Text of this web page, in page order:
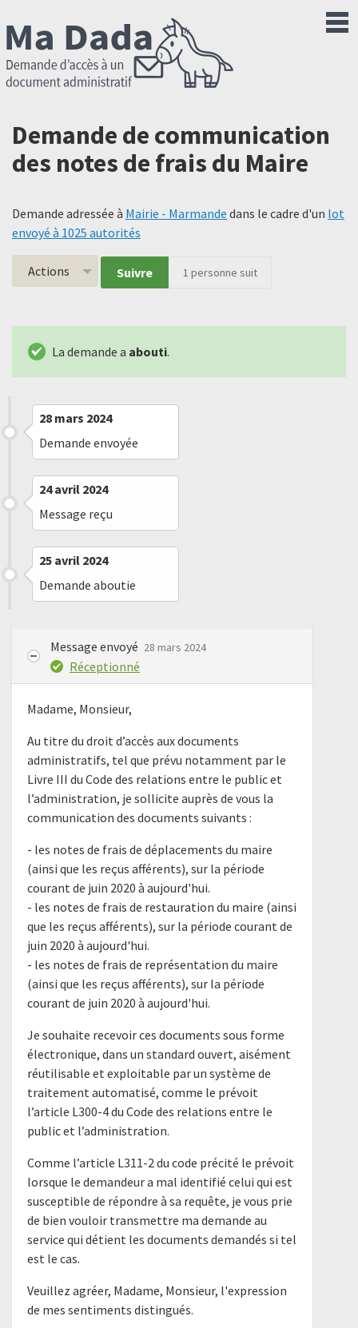
Demande de communication
des notes de frais du Maire
Demande adressée à Mairie - Marmande dans le cadre d'un lot
envoyé à 1025 autorités
Actions Suivre 1 personne suit
La demande a abouti.
28 mars 2024
Demande envoyée
24 avril 2024
Message reçu
25 avril 2024
Demande aboutie
Message envoyé 28 mars 2024
Réceptionné
Madame, Monsieur,
Au titre du droit d’accès aux documents
administratifs, tel que prévu notamment par le
Livre III du Code des relations entre le public et
l’administration, je sollicite auprès de vous la
communication des documents suivants :
- les notes de frais de déplacements du maire
(ainsi que les reçus afférents), sur la période
courant de juin 2020 à aujourd'hui.
- les notes de frais de restauration du maire (ainsi
que les reçus afférents), sur la période courant de
juin 2020 à aujourd'hui.
- les notes de frais de représentation du maire
(ainsi que les reçus afférents), sur la période
courant de juin 2020 à aujourd'hui.
Je souhaite recevoir ces documents sous forme
électronique, dans un standard ouvert, aisément
réutilisable et exploitable par un système de
traitement automatisé, comme le prévoit
l’article L300-4 du Code des relations entre le
public et l’administration.
Comme l’article L311-2 du code précité le prévoit
lorsque le demandeur a mal identifié celui qui est
susceptible de répondre à sa requête, je vous prie
de bien vouloir transmettre ma demande au
service qui détient les documents demandés si tel
est le cas.
Veuillez agréer, Madame, Monsieur, l'expression
de mes sentiments distingués.